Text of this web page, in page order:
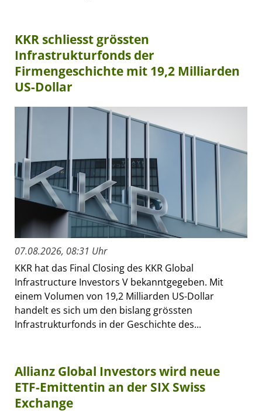
KKR schliesst grössten
Infrastrukturfonds der
Firmengeschichte mit 19,2 Milliarden
US-Dollar
07.08.2026, 08:31 Uhr
KKR hat das Final Closing des KKR Global
Infrastructure Investors V bekanntgegeben. Mit
einem Volumen von 19,2 Milliarden US-Dollar
handelt es sich um den bislang grössten
Infrastrukturfonds in der Geschichte des...
Allianz Global Investors wird neue
ETF-Emittentin an der SIX Swiss
Exchange